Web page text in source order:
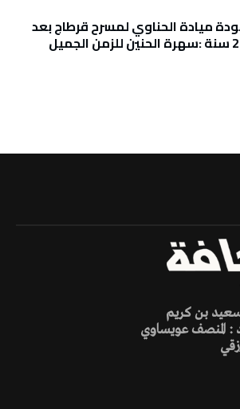
ميادة الحناوي لمسرح قرطاج بعد
الجميل
سعيد بن كريم
: المنصف عويساوي